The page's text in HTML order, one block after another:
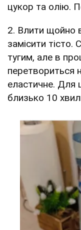
цукор та олію.
2. Влити щойно
замісити тісто.
тугим, але в
перетвориться
еластичне. Для
близько 10